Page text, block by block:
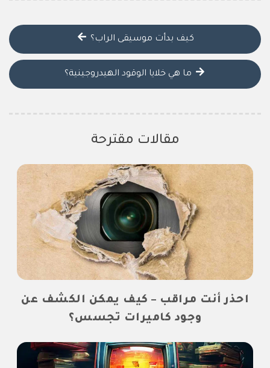
كيف بدأت موسيقى الراب؟
ما هي خلايا الوقود الهيدروجينية؟
مقالات مقترحة
احذر أنت مراقب – كيف يمكن الكشف عن
وجود كاميرات تجسس؟